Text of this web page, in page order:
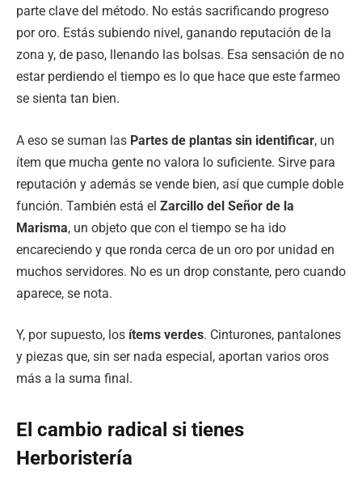
parte clave del método. No estás sacrificando progreso
por oro. Estás subiendo nivel, ganando reputación de la
zona y, de paso, llenando las bolsas. Esa sensación de no
estar perdiendo el tiempo es lo que hace que este farmeo
se sienta tan bien.
A eso se suman las Partes de plantas sin identificar, un
ítem que mucha gente no valora lo suficiente. Sirve para
reputación y además se vende bien, así que cumple doble
función. También está el Zarcillo del Señor de la
Marisma, un objeto que con el tiempo se ha ido
encareciendo y que ronda cerca de un oro por unidad en
muchos servidores. No es un drop constante, pero cuando
aparece, se nota.
Y, por supuesto, los ítems verdes. Cinturones, pantalones
y piezas que, sin ser nada especial, aportan varios oros
más a la suma final.
El cambio radical si tienes
Herboristería